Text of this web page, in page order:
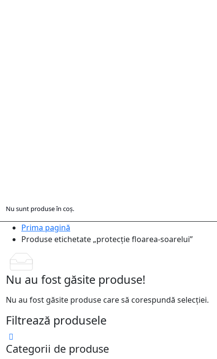
Nu sunt produse în coș.
Prima pagină
Produse etichetate „protecție floarea-soarelui”
Nu au fost găsite produse!
Nu au fost găsite produse care să corespundă selecției.
Filtrează produsele
Categorii de produse